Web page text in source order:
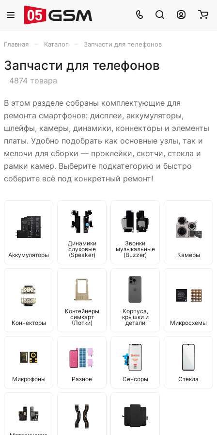
Главная Каталог Запчасти для телефонов
Запчасти для телефонов
4874 товара
В этом разделе собраны комплектующие для
ремонта смартфонов: дисплеи, аккумуляторы,
шлейфы, камеры, динамики, коннекторы и элементы
платы. Удобно подобрать как основные узлы, так и
мелочи для сборки — проклейки, скотчи, стекла и
рамки камер. Выберите подкатегорию и быстро
соберите всё под конкретный ремонт!
Аккумуляторы
Динамики
слуховые
(Speaker)
Звонки
музыкальные
(Buzzer)
Камеры
Коннекторы
Контейнеры
симкарт
(Лотки)
Корпуса,
крышки и
детали
Микросхемы
Микрофоны Разное Сенсоры Стекла